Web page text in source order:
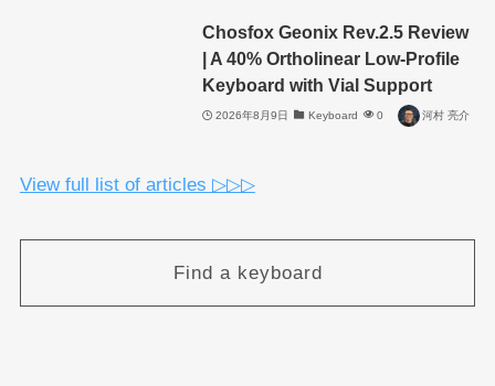
Chosfox Geonix Rev.2.5 Review
| A 40% Ortholinear Low-Profile
Keyboard with Vial Support
2026年8月9日 Keyboard 0 河村 亮介
View full list of articles ▷▷▷
Find a keyboard